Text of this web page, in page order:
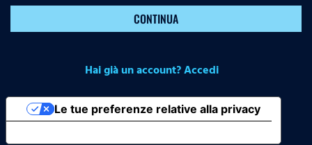
CONTINUA
Hai già un account? Accedi
Le tue preferenze relative alla privacy